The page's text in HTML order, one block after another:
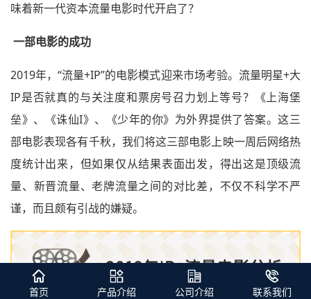
味着新一代资本流量电影时代开启了？
一部电影的成功
2019年，“流量+IP”的电影模式迎来市场考验。流量明星+大
IP是否就真的与关注度和票房号召力划上等号？《上海堡
垒》、《诛仙I》、《少年的你》为外界提供了答案。这三
部电影表现各有千秋，我们将这三部电影上映一周后网络热
度统计出来，但如果仅从结果表面出发，得出这是顶级流
量、新晋流量、老牌流量之间的对比差，不仅不科学不严
谨，而且颇有引战的嫌疑。
首页 产品介绍 公司介绍 联系我们